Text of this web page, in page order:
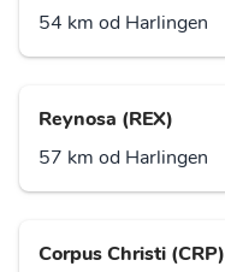
54 km od Harlingen
Reynosa (REX)
57 km od Harlingen
Corpus Christi (CRP)